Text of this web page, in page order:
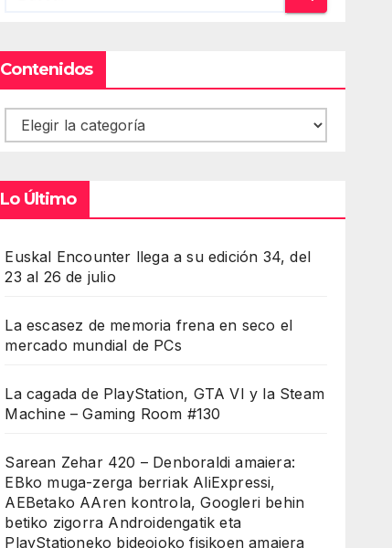
Contenidos
Contenidos
Lo Último
Euskal Encounter llega a su edición 34, del
23 al 26 de julio
La escasez de memoria frena en seco el
mercado mundial de PCs
La cagada de PlayStation, GTA VI y la Steam
Machine – Gaming Room #130
Sarean Zehar 420 – Denboraldi amaiera:
EBko muga-zerga berriak AliExpressi,
AEBetako AAren kontrola, Googleri behin
betiko zigorra Androidengatik eta
PlayStationeko bideojoko fisikoen amaiera